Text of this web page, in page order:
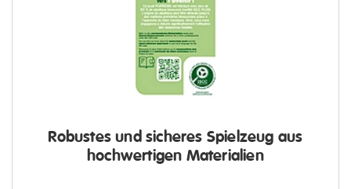
Robustes und sicheres Spielzeug aus
hochwertigen Materialien